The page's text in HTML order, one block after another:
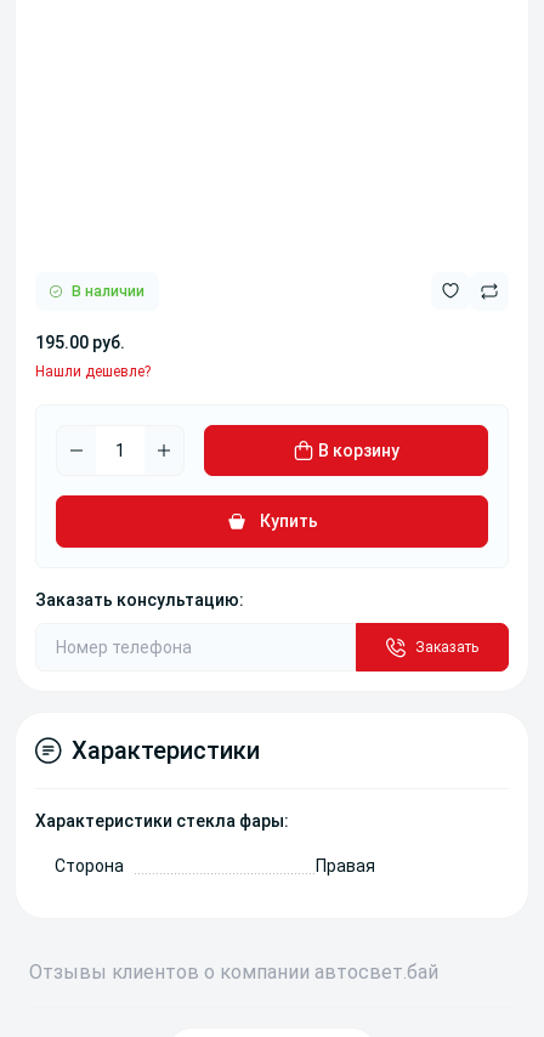
В наличии
195.00 руб.
Нашли дешевле?
В корзину
Купить
Заказать консультацию:
Заказать
Характеристики
Характеристики стекла фары:
Сторона Правая
Отзывы клиентов о компании автосвет.бай